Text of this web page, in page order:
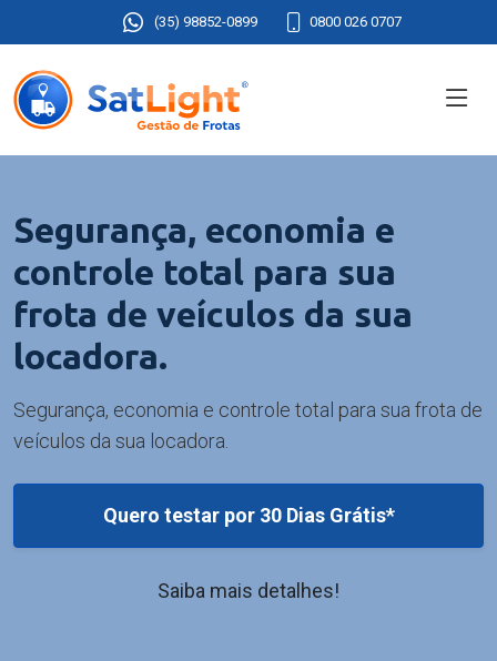
(35) 98852-0899 0800 026 0707
Segurança, economia e
controle total para sua
frota de veículos da sua
locadora.
Segurança, economia e controle total para sua frota de
veículos da sua locadora.
Quero testar por 30 Dias Grátis*
Saiba mais detalhes!